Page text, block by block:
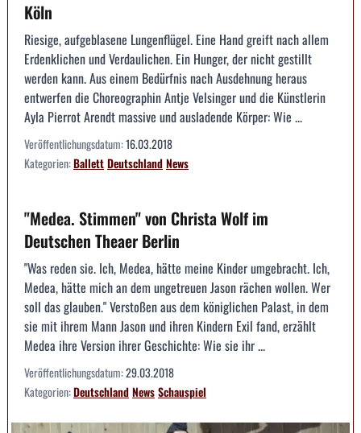
Köln
Riesige, aufgeblasene Lungenflügel. Eine Hand greift nach allem
Erdenklichen und Verdaulichen. Ein Hunger, der nicht gestillt
werden kann. Aus einem Bedürfnis nach Ausdehnung heraus
entwerfen die Choreographin Antje Velsinger und die Künstlerin
Ayla Pierrot Arendt massive und ausladende Körper: Wie ...
Veröffentlichungsdatum:16.03.2018
Kategorien:BallettDeutschlandNews
"Medea. Stimmen" von Christa Wolf im
Deutschen Theaer Berlin
"Was reden sie. Ich, Medea, hätte meine Kinder umgebracht. Ich,
Medea, hätte mich an dem ungetreuen Jason rächen wollen. Wer
soll das glauben." Verstoßen aus dem königlichen Palast, in dem
sie mit ihrem Mann Jason und ihren Kindern Exil fand, erzählt
Medea ihre Version ihrer Geschichte: Wie sie ihr ...
Veröffentlichungsdatum:29.03.2018
Kategorien:DeutschlandNewsSchauspiel